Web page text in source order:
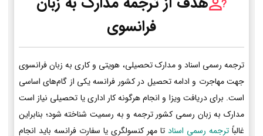
فرانسوی
ترجمه رسمی اسناد و مدارک تحصیلی، هویتی و کاری به زبان فرانسوی
جهت مهاجرت و ادامه تحصیل در کشور فرانسه یکی از گام‌های اساسی
است. برای دریافت ویزا و انجام هرگونه کار اداری یا تحصیلی نیاز است
مدارک به زبان رسمی کشور ترجمه و به رسمیت شناخته شود؛ بنابراین
غالباً ترجمه رسمی اسناد تا مهر کنسولگری یا سفارت فرانسه باید انجام